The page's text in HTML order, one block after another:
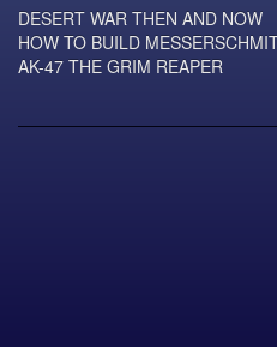
DESERT WAR THEN AND NOW
HOW TO BUILD
AK-47 THE GRIM REAPER